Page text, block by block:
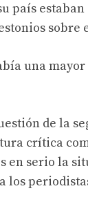
país
sobre
una
de la
crítica
en serio la
los